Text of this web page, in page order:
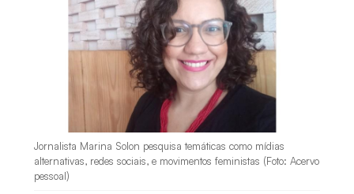
Jornalista Marina Solon pesquisa temáticas como mídias
alternativas, redes sociais, e movimentos feministas (Foto: Acervo
pessoal)